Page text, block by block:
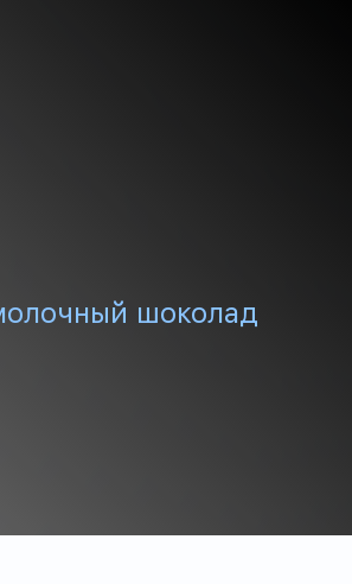
шоколад